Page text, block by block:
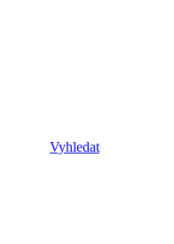
Vyhledat